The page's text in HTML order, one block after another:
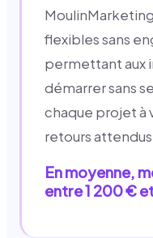
flexibles sans
permettant aux
démarrer sans
chaque projet à
retours
En moyenne,
entre 1 200 €